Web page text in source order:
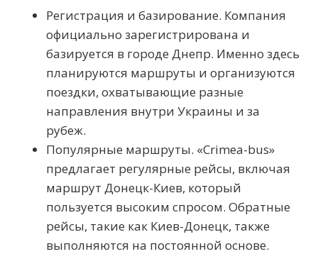
Регистрация и базирование. Компания
официально зарегистрирована и
базируется в городе Днепр. Именно здесь
планируются маршруты и организуются
поездки, охватывающие разные
направления внутри Украины и за
рубеж.
Популярные маршруты. «Crimea-bus»
предлагает регулярные рейсы, включая
маршрут Донецк-Киев, который
пользуется высоким спросом. Обратные
рейсы, такие как Киев-Донецк, также
выполняются на постоянной основе.